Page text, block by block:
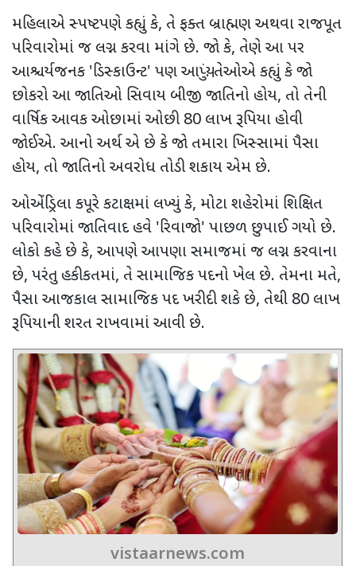
મહિલાએ સ્પષ્ટપણે કહ્યું કે, તે ફક્ત બ્રાહ્મણ અથવા રાજપૂત
પરિવારોમાં જ લગ્ન કરવા માંગે છે. જો કે, તેણે આ પર
આશ્ચર્યજનક 'ડિસ્કાઉન્ટ' પણ આપ્યું. તેઓએ કહ્યું કે જો
છોકરો આ જાતિઓ સિવાય બીજી જાતિનો હોય, તો તેની
વાર્ષિક આવક ઓછામાં ઓછી 80 લાખ રૂપિયા હોવી
જોઈએ. આનો અર્થ એ છે કે જો તમારા ખિસ્સામાં પૈસા
હોય, તો જાતિનો અવરોધ તોડી શકાય એમ છે.
ઓએંડ્રિલા કપૂરે કટાક્ષમાં લખ્યું કે, મોટા શહેરોમાં શિક્ષિત
પરિવારોમાં જાતિવાદ હવે 'રિવાજો' પાછળ છુપાઈ ગયો છે.
લોકો કહે છે કે, આપણે આપણા સમાજમાં જ લગ્ન કરવાના
છે, પરંતુ હકીકતમાં, તે સામાજિક પદનો ખેલ છે. તેમના મતે,
પૈસા આજકાલ સામાજિક પદ ખરીદી શકે છે, તેથી 80 લાખ
રૂપિયાની શરત રાખવામાં આવી છે.
vistaarnews.com